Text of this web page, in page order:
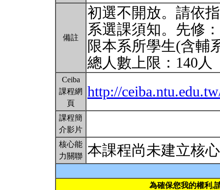
備註
初選不開放。請依
系選課須知。先修
限本系所學生(含輔
總人數上限：140人
Ceiba
課程網
頁
http://
課程簡
介影片
核心能
力關聯 本課程尚未建立核
為確保您我的權利,